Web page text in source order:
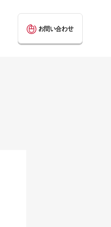
お問い合わせ